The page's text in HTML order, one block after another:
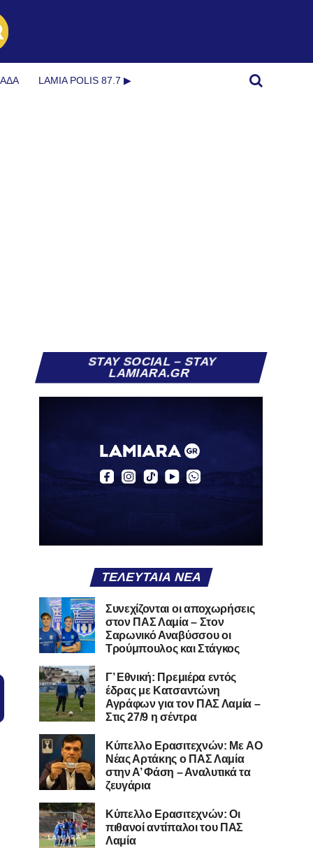
LAMIA POLIS 87.7 ▶︎
STAY SOCIAL – STAY
LAMIARA.GR
ΤΕΛΕΥΤΑΊΑ ΝΈΑ
Συνεχίζονται οι αποχωρήσεις
στον ΠΑΣ Λαμία – Στον
Σαρωνικό Αναβύσσου οι
Τρούμπουλος και Στάγκος
Γ’ Εθνική: Πρεμιέρα εντός
έδρας με Κατσαντώνη
Αγράφων για τον ΠΑΣ Λαμία –
Στις 27/9 η σέντρα
Kύπελλο Ερασιτεχνών: Με AO
Nέας Αρτάκης ο ΠΑΣ Λαμία
στην Α’ Φάση – Αναλυτικά τα
ζευγάρια
Κύπελλο Ερασιτεχνών: Οι
πιθανοί αντίπαλοι του ΠΑΣ
Λαμία